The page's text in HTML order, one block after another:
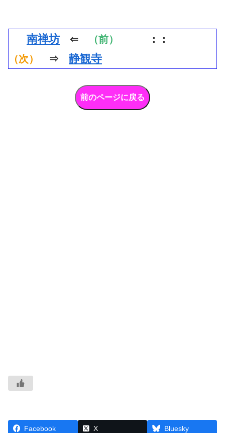
南禅坊⇐ （前）
：：
（次）
⇒ 静観寺
Facebook X Bluesky